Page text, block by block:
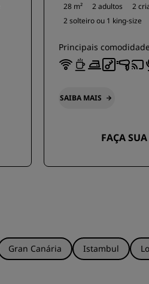
28 m² 2 adultos
2
2 solteiro ou 1 king-size
Principais
SAIBA MAIS
FAÇA
Gran Canária Istambul